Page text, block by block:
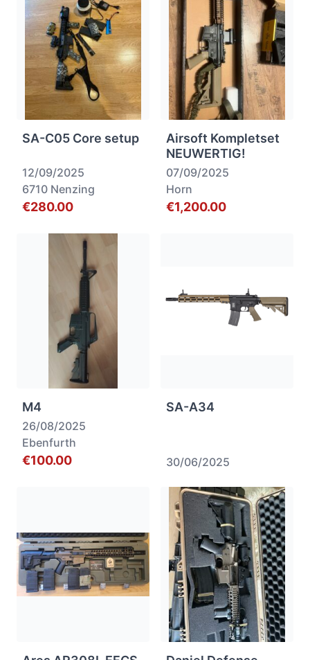
SA-C05 Core setup
12/09/2025
6710 Nenzing
€280.00
Airsoft Kompletset
NEUWERTIG!
07/09/2025
Horn
€1,200.00
M4
26/08/2025
Ebenfurth
€100.00
SA-A34
30/06/2025